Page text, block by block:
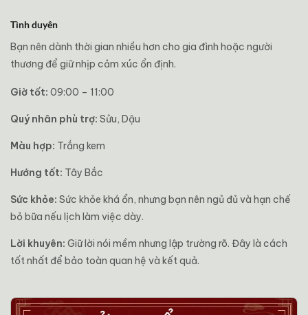
Tình duyên
Bạn nên dành thời gian nhiều hơn cho gia đình hoặc người
thương để giữ nhịp cảm xúc ổn định.
Giờ tốt: 09:00 – 11:00
Quý nhân phù trợ: Sửu, Dậu
Màu hợp: Trắng kem
Hướng tốt: Tây Bắc
Sức khỏe: Sức khỏe khá ổn, nhưng bạn nên ngủ đủ và hạn chế
bỏ bữa nếu lịch làm việc dày.
Lời khuyên: Giữ lời nói mềm nhưng lập trường rõ. Đây là cách
tốt nhất để bảo toàn quan hệ và kết quả.